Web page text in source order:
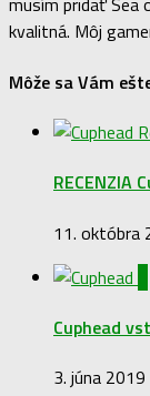
kvalitná. Môj
Môže sa Vám
RECENZIA
11. októbra
Cuphead
3. júna 2019